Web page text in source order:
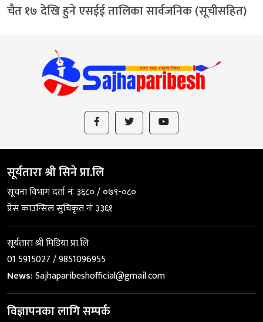
चैत १७ देखि हुने एसईई तालिका सार्वजनिक (सूचीसहित)
सूर्यतारा श्री सिने प्रा.लि
सूचना विभाग दर्ता नंः ३६८० / ०७९-०८०
प्रेस काउन्सिल सुचिकृत नंः ३३६१
सूर्यतारा श्री मिडिया प्रा.लि
01 5915027 / 9851096955
News:Sajhaparibeshofficial@gmail.com
विज्ञापनका लागि सम्पर्क